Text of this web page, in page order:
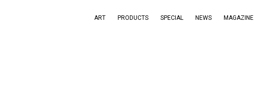
ART PRODUCTS SPECIAL NEWS MAGAZINE